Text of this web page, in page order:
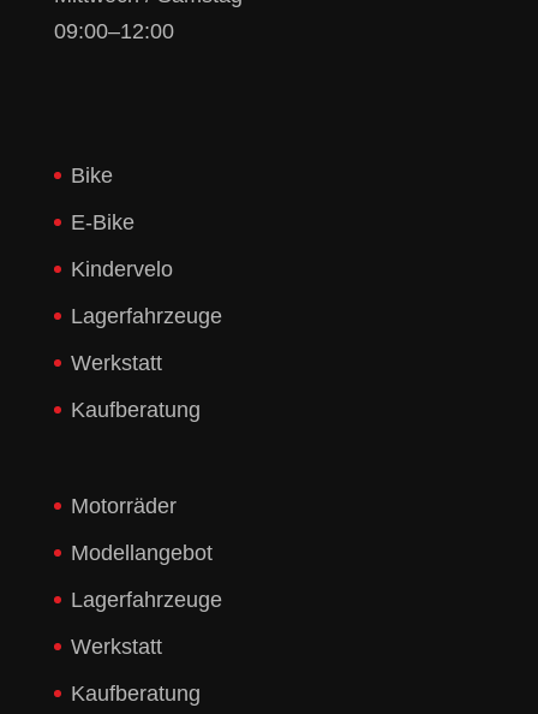
09:00–12:00
Bike
E-Bike
Kindervelo
Lagerfahrzeuge
Werkstatt
Kaufberatung
Motorräder
Modellangebot
Lagerfahrzeuge
Werkstatt
Kaufberatung